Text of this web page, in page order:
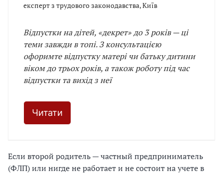
експерт з трудового законодавства, Київ
Відпустки на дітей, «декрет» до 3 років — ці
теми завжди в топі. З консультацією
офоримте відпустку матері чи батьку дитини
віком до трьох років, а також роботу під час
відпустки та вихід з неї
Читати
Если второй родитель — частный предприниматель
(ФЛП) или нигде не работает и не состоит на учете в